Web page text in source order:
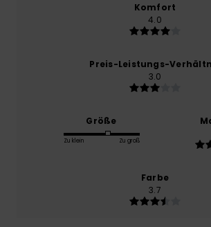
Komfort
4.0
Preis-Leistungs-
3.0
Größe
Zu klein Zu groß
Farbe
3.7